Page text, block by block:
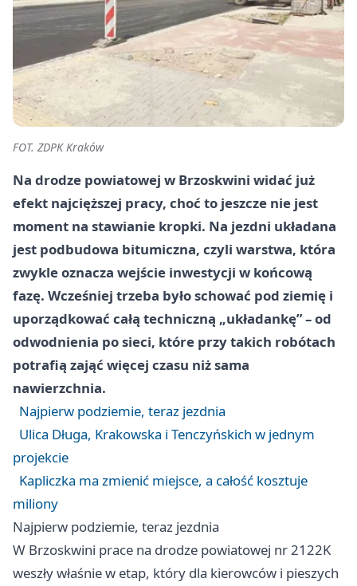
FOT. ZDPK Kraków
Na drodze powiatowej w Brzoskwini widać już
efekt najcięższej pracy, choć to jeszcze nie jest
moment na stawianie kropki. Na jezdni układana
jest podbudowa bitumiczna, czyli warstwa, która
zwykle oznacza wejście inwestycji w końcową
fazę. Wcześniej trzeba było schować pod ziemię i
uporządkować całą techniczną „układankę” – od
odwodnienia po sieci, które przy takich robótach
potrafią zająć więcej czasu niż sama
nawierzchnia.
Najpierw podziemie, teraz jezdnia
Ulica Długa, Krakowska i Tenczyńskich w jednym
projekcie
Kapliczka ma zmienić miejsce, a całość kosztuje
miliony
Najpierw podziemie, teraz jezdnia
W Brzoskwini prace na drodze powiatowej nr 2122K
weszły właśnie w etap, który dla kierowców i pieszych